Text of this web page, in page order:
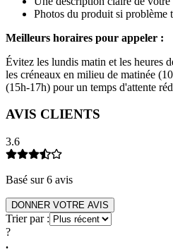
Photos du produit si problème
Meilleurs horaires pour appeler :
Évitez les lundis matin et les heures
les créneaux en milieu de matinée
(15h-17h) pour un temps d'attente
AVIS CLIENTS
3.6
Basé sur6 avis
DONNER VOTRE AVIS
Trier par :
?
.